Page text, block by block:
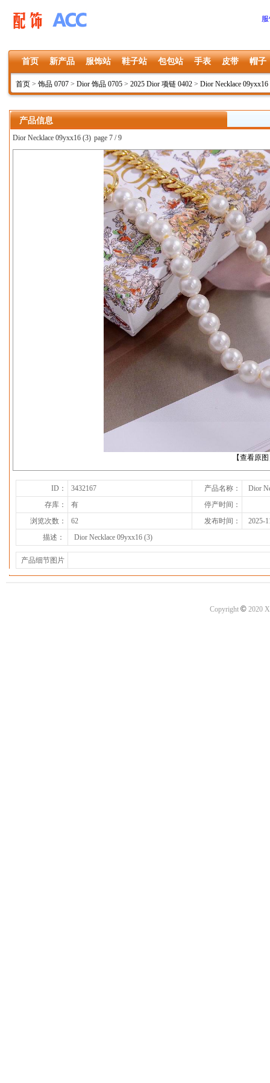
首页 新产品 服饰站 鞋子站 包包站 手表 皮带 帽子
首页 > 饰品 0707 > Dior 饰品 0705 > 2025 Dior 项链 0402 > Dior Necklace 09yxx16
产品信息
Dior Necklace 09yxx16 (3) page 7 / 9
【查看原
上一张
ID： 3432167 产品名称：
Dior
存库：
有
停产时间：
浏览次数：
62 发布时间：
2025-
描述：
Dior Necklace 09yxx16 (3)
产品细节图片
Copyright ©2020